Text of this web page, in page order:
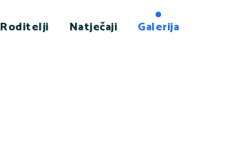
Roditelji Natječaji Galerija